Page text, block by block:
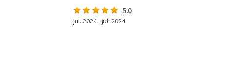
5.0
jul. 2024 - jul. 2024